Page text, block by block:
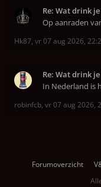
Re: Wat drink
Op aanraden
Hk87, vr 07 aug 2026,
Re: Wat drink
In Nederland is
robinfcb, vr 07 aug 2026,
Forumoverzicht